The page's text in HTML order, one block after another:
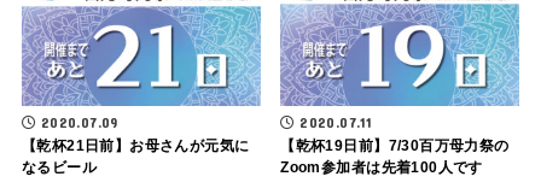
2020.07.09
【乾杯21日前】お母さんが元気に
なるビール
2020.07.11
【乾杯19日前】7/30百万母力祭の
Zoom参加者は先着100人です